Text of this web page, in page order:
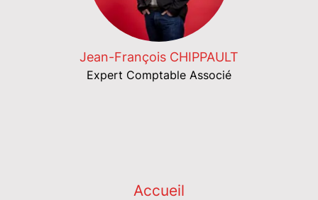
Jean-François CHIPPAULT
Expert Comptable Associé
Accueil